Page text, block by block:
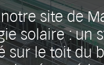
site de
solaire : un
sur le toit du